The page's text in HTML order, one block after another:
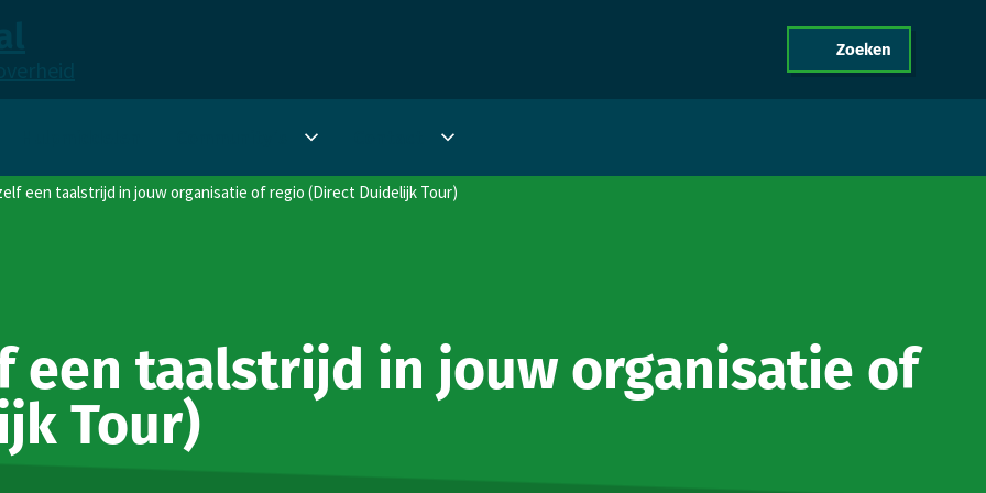
Zoeken
Submenu
Submenu
een taalstrijd in jouw organisatie of regio (Direct Duidelijk Tour)
een taalstrijd in jouw organisatie of
Tour)